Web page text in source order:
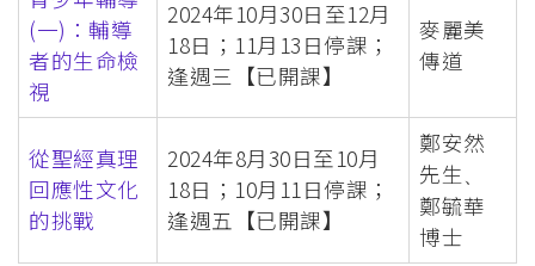
(一)：輔導
者的生命檢
視
2024年10月30日至12月
18日；11月13日停課；
逢週三【已開課】
麥麗美
傳道
從聖經真理
回應性文化
的挑戰
2024年8月30日至10月
18日；10月11日停課；
逢週五【已開課】
鄭安然
先生
鄭毓華
博士